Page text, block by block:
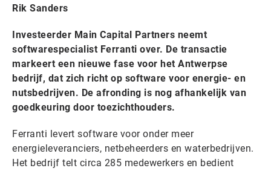
Rik Sanders
Investeerder Main Capital Partners neemt
softwarespecialist Ferranti over. De transactie
markeert een nieuwe fase voor het Antwerpse
bedrijf, dat zich richt op software voor energie- en
nutsbedrijven. De afronding is nog afhankelijk van
goedkeuring door toezichthouders.
Ferranti levert software voor onder meer
energieleveranciers, netbeheerders en waterbedrijven.
Het bedrijf telt circa 285 medewerkers en bedient